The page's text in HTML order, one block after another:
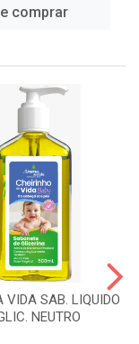
comprar
VIDA SAB. LIQUIDO
NEUTRO